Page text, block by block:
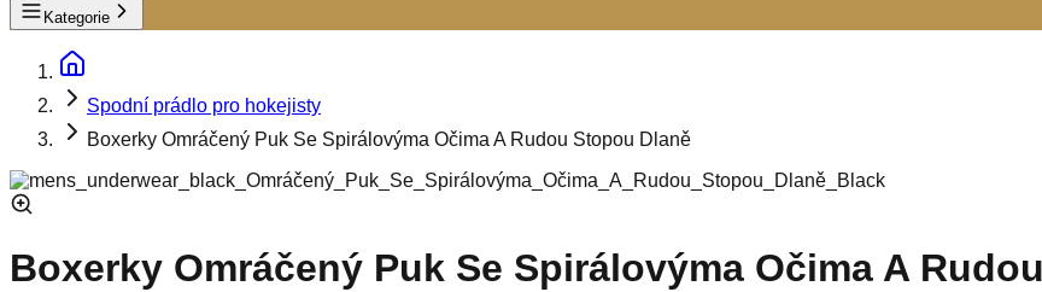
Kategorie
Spodní prádlo pro hokejisty
Boxerky Omráčený Puk Se Spirálovýma Očima A Rudou Stopou Dlaně
Boxerky Omráčený Puk Se Spirálovýma Očima A